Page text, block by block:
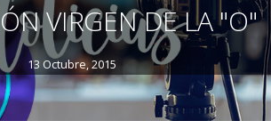
VIRGEN DE LA "O"
13 Octubre, 2015